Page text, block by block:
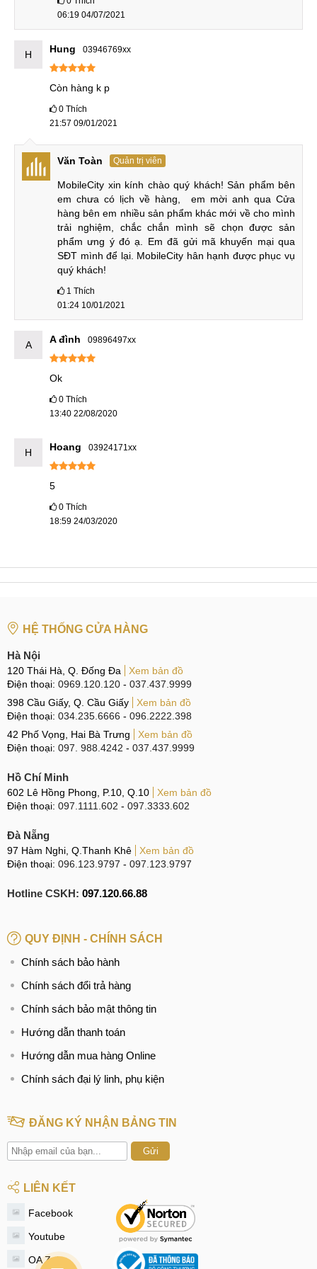
Samsung Galaxy S8, S8 Plus nói riêng là bộ phận quan
trọng, giúp kết nỗi thẻ SIM với bộ phận trung tâm xử lý của
điện thoại để có thể truyền những thông tin từ đầu đây này
sang đầu dây bên kia qua sóng được cung cấp bởi nhà
mạng nhất định. Nếu khay Sin bị lỗi, hỏng thì Quý khách
không thể đàm thoại, không thể sử dụng các gói cước 3G,
4G trên chính chiếc Samsung Galaxy S8, S8 Plus của mình
S8 Plus
để việc kết nối lại được diễn ra bình thường.
Trung tâm sửa chữa điện thoại MobileCity
Ngoài các dịch vụ kể trên MobileCity còn cung cấp các dịch
vụ sữa chữa khác theo yêu cầu, bất kì lỗi gì bệnh gì đỗi ngũ
của MobileCity đều có thể xử lý. Để đươc hỗ trợ chi tiết hơn
quỹ khách hãy gọi ngay đến hotline hoặc chat qua trang
Facebook của MobileCity.
06:19 04/07/2021
H Hung 03946769xx
Còn hàng k p
0 Thích
21:57 09/01/2021
Văn Toàn Quản trị viên
MobileCity xin kính chào quý khách! Sản phẩm bên
em chưa có lịch về hàng,  em mời anh qua Cửa
hàng bên em nhiều sản phẩm khác mới về cho mình
trải nghiệm, chắc chắn mình sẽ chọn được sản
phẩm ưng ý đó ạ. Em đã gửi mã khuyến mại qua
SĐT mình để lại. MobileCity hân hạnh được phục vụ
quý khách!
1 Thích
01:24 10/01/2021
A A đình 09896497xx
Ok
0 Thích
13:40 22/08/2020
H Hoang 03924171xx
5
0 Thích
18:59 24/03/2020
HỆ THỐNG CỬA HÀNG
Hà Nội
120 Thái Hà, Q. Đống Đa
Xem bản đồ
Điện thoại: 0969.120.120 - 037.437.9999
398 Cầu Giấy, Q. Cầu Giấy
Xem bản đồ
Điện thoại: 034.235.6666 - 096.2222.398
42 Phố Vọng, Hai Bà Trưng
Xem bản đồ
Điện thoại: 097. 988.4242 - 037.437.9999
Hồ Chí Minh
602 Lê Hồng Phong, P.10, Q.10
Xem bản đồ
Điện thoại: 097.1111.602 - 097.3333.602
Đà Nẵng
97 Hàm Nghi, Q.Thanh Khê
Xem bản đồ
Điện thoại: 096.123.9797 - 097.123.9797
Hotline CSKH: 097.120.66.88
QUY ĐỊNH - CHÍNH SÁCH
Chính sách bảo hành
Chính sách đổi trả hàng
Chính sách bảo mật thông tin
Hướng dẫn thanh toán
Hướng dẫn mua hàng Online
Chính sách đại lý linh, phụ kiện
ĐĂNG KÝ NHẬN BẢNG TIN
Gửi
LIÊN KẾT
Facebook
Youtube
OA Zalo